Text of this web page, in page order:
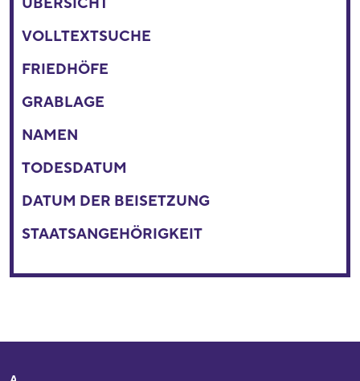
VOLLTEXTSUCHE
FRIEDHÖFE
GRABLAGE
NAMEN
TODESDATUM
DATUM DER BEISETZUNG
STAATSANGEHÖRIGKEIT